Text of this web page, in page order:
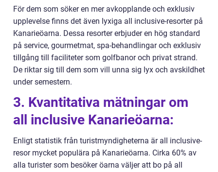
För dem som söker en mer avkopplande och exklusiv
upplevelse finns det även lyxiga all inclusive-resorter på
Kanarieöarna. Dessa resorter erbjuder en hög standard
på service, gourmetmat, spa-behandlingar och exklusiv
tillgång till faciliteter som golfbanor och privat strand.
De riktar sig till dem som vill unna sig lyx och avskildhet
under semestern.
3. Kvantitativa mätningar om
all inclusive Kanarieöarna:
Enligt statistik från turistmyndigheterna är all inclusive-
resor mycket populära på Kanarieöarna. Cirka 60% av
alla turister som besöker öarna väljer att bo på all